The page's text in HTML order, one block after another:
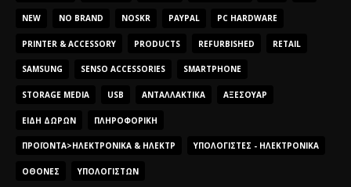
NEW NO BRAND NOSKR PAYPAL PC HARDWARE
PRINTER & ACCESSORY PRODUCTS REFURBISHED RETAIL
SAMSUNG SENSO ACCESSORIES SMARTPHONE
STORAGE MEDIA USB ΑΝΤΑΛΛΑΚΤΙΚΆ ΑΞΕΣΟΥΆΡ
ΕΊΔΗ ΔΏΡΩΝ ΠΛΗΡΟΦΟΡΙΚΉ
ΠΡΟΪΌΝΤΑ>ΗΛΕΚΤΡΟΝΙΚΆ & ΗΛΕΚΤΡ ΥΠΟΛΟΓΙΣΤΈΣ - ΗΛΕΚΤΡΟΝΙΚΆ
ΟΘΌΝΕΣ ΥΠΟΛΟΓΙΣΤΏΝ